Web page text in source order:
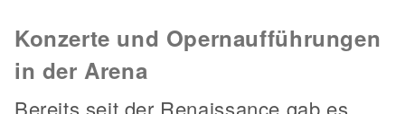
Konzerte und Opernaufführungen
in der Arena
Bereits seit der Renaissance gab es